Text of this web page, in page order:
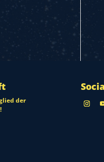
der